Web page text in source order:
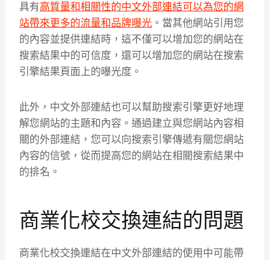
具有高質量和相關性的中文外部連結可以為您的網
站帶來更多的流量和品牌曝光 。當其他網站引用您
的內容並提供連結時，這不僅可以增加您的網站在
搜索結果中的可信度，還可以增加您的網站在搜索
引擎結果頁面上的曝光度。
此外，中文外部連結也可以幫助搜索引擎更好地理
解您網站的主題和內容。通過建立與您網站內容相
關的外部連結，您可以向搜索引擎傳遞有關您網站
內容的信號，從而提高您的網站在相關搜索結果中
的排名。
商業化校交換連結的問題
商業化校交換連結在中文外部連結的使用中可能帶